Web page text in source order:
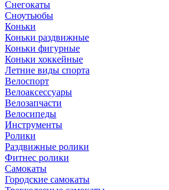
Снегокаты
Сноутьюбы
Коньки
Коньки раздвижные
Коньки фигурные
Коньки хоккейные
Летние виды спорта
Велоспорт
Велоаксессуары
Велозапчасти
Велосипеды
Инструменты
Ролики
Раздвижные ролики
Фитнес ролики
Самокаты
Городские самокаты